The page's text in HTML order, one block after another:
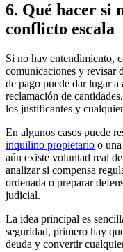
6. Qué hacer si
conflicto escala
Si no hay entendimiento,
comunicaciones y revisar
de pago puede dar lugar
reclamación de
los justificantes y
En algunos casos puede
inquilino propietario o
aún existe voluntad real
analizar si compensa
ordenada o preparar
judicial.
La idea principal es
seguridad, primero hay
deuda y convertir